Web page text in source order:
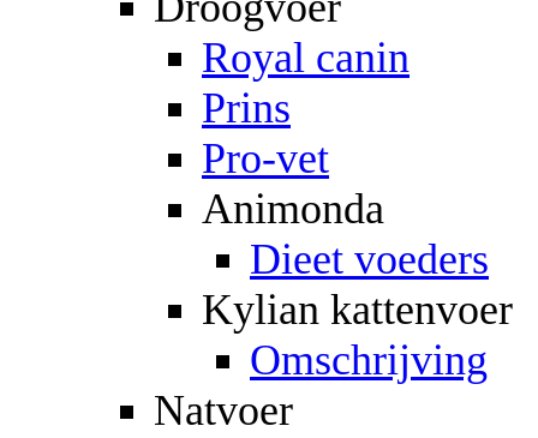
Royal canin
Prins
Pro-vet
Animonda
Dieet voeders
Kylian kattenvoer
Omschrijving
Natvoer